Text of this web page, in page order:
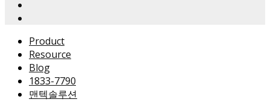
Product
Resource
Blog
1833-7790
맨텍솔루션